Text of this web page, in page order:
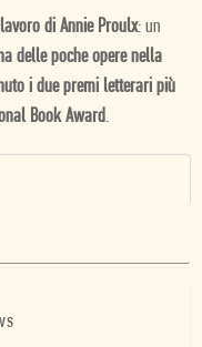
di Annie Proulx: un
delle poche opere nella
i due premi letterari più
Book Award.